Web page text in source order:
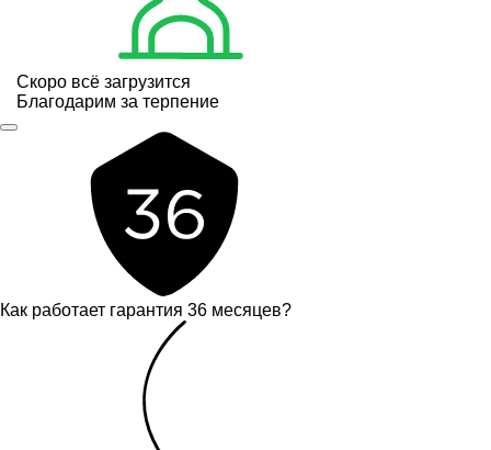
Скоро всё загрузится
Благодарим за терпение
Как работает гарантия 36 месяцев?